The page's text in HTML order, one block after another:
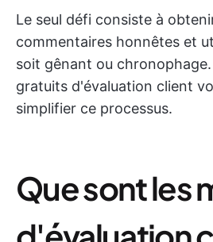
Le seul défi consiste à
commentaires honnêtes et
soit gênant ou
gratuits d'évaluation client
simplifier ce processus.
Que sont les